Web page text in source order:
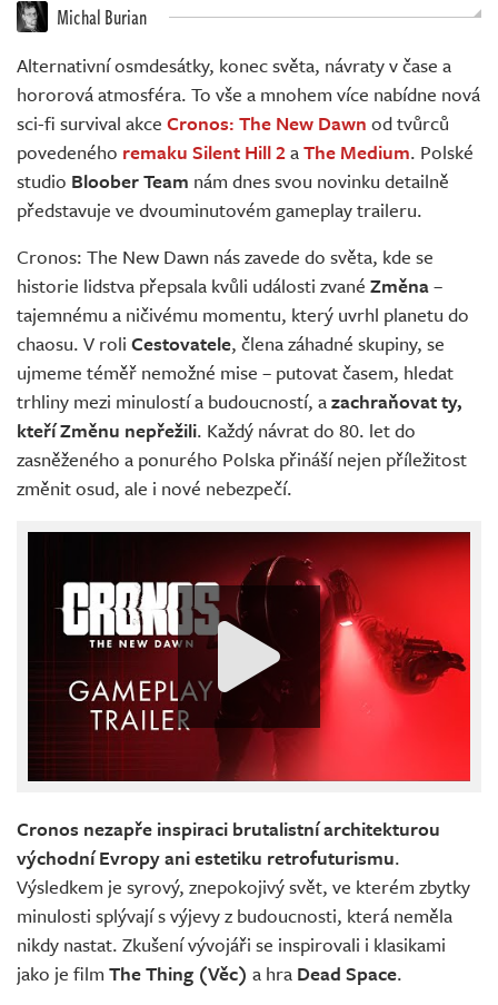
Živě Michal Burian
Alternativní osmdesátky, konec světa, návraty v čase a
hororová atmosféra. To vše a mnohem více nabídne nová
sci-fi survival akce Cronos: The New Dawn od tvůrců
povedeného remaku Silent Hill 2aThe Medium. Polské
studio Bloober Team nám dnes svou novinku detailně
představuje ve dvouminutovém gameplay traileru.
Cronos: The New Dawn nás zavede do světa, kde se
historie lidstva přepsala kvůli události zvané Změna–
tajemnému a ničivému momentu, který uvrhl planetu do
chaosu. V roli Cestovatele, člena záhadné skupiny, se
ujmeme téměř nemožné mise – putovat časem, hledat
trhliny mezi minulostí a budoucností, azachraňovat ty,
kteří Změnu nepřežili. Každý návrat do 80. let do
zasněženého a ponurého Polska přináší nejen příležitost
změnit osud, ale i nové nebezpečí.
Cronos nezapře inspiraci brutalistní architekturou
východní Evropy ani estetiku retrofuturismu.
Výsledkem je syrový, znepokojivý svět, ve kterém zbytky
minulosti splývají s výjevy z budoucnosti, která neměla
nikdy nastat. Zkušení vývojáři se inspirovali i klasikami
jako je film The Thing (Věc) a hra Dead Space.